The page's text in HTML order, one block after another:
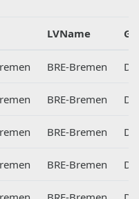
LVName
BRE-Bremen
BRE-Bremen
BRE-Bremen
BRE-Bremen